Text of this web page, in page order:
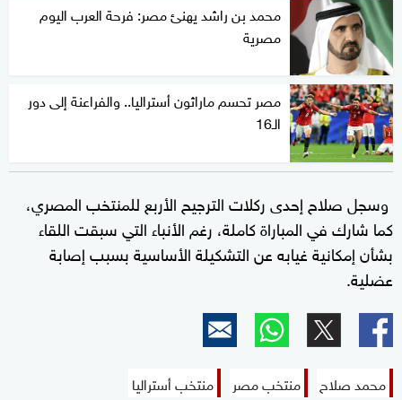
محمد بن راشد يهنئ مصر: فرحة العرب اليوم
مصرية
مصر تحسم ماراثون أستراليا.. والفراعنة إلى دور
الـ16
وسجل صلاح إحدى ركلات الترجيح الأربع للمنتخب المصري،
كما شارك في المباراة كاملة، رغم الأنباء التي سبقت اللقاء
بشأن إمكانية غيابه عن التشكيلة الأساسية بسبب إصابة
عضلية.
محمد صلاح منتخب مصر منتخب أستراليا